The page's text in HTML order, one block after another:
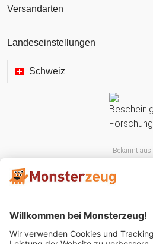
Versandarten
Landeseinstellungen
Schweiz
Bekannt aus: